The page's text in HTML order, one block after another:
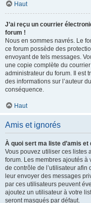
Haut
J’ai reçu un courrier
forum !
Nous en sommes navrés. Le
ce forum possède des
envoyant de tels messages.
une copie complète du
administrateur du forum. Il est
des informations sur l’auteur
conséquence.
Haut
Amis et ignorés
À quoi sert ma liste d’amis et
Vous pouvez utiliser ces listes
forum. Les membres ajoutés à
de contrôle de l’utilisateur
leur envoyer des messages
par ces utilisateurs peuvent
ajoutez un utilisateur à votre
seront masqués par défaut.